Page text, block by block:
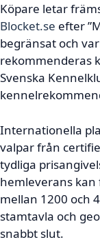
Köpare letar
Blocket.se efter
begränsat och
rekommenderas
Svenska
Internationella
valpar från
tydliga
hemleverans
mellan 1200 och
stamtavla och
snabbt slut.